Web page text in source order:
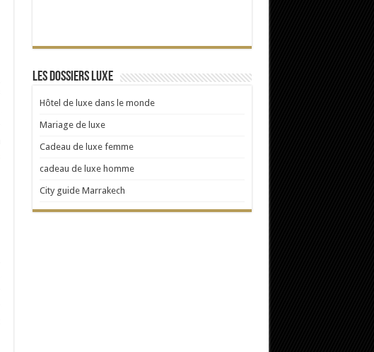
Les dossiers Luxe
Hôtel de luxe dans le monde
Mariage de luxe
Cadeau de luxe femme
cadeau de luxe homme
City guide Marrakech